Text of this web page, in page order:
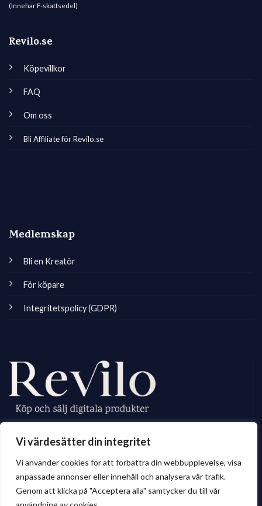
Vi värdesätter din integritet
Vi använder cookies för att förbättra din webbupplevelse, visa
anpassade annonser eller innehåll och analysera vår trafik.
Genom att klicka på "Acceptera alla" samtycker du till vår
erbjuder ett brett sortiment av digitalt material till privatperson och företag.
(Innehar F-skattsedel)
Revilo.se
Köpevillkor
FAQ
Om oss
Bli Affiliate för Revilo.se
Medlemskap
Bli en Kreatör
För köpare
Integritetspolicy (GDPR)